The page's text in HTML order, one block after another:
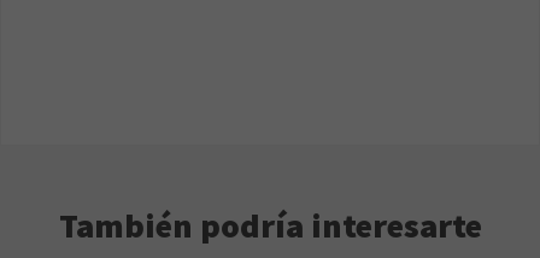
También podría interesarte